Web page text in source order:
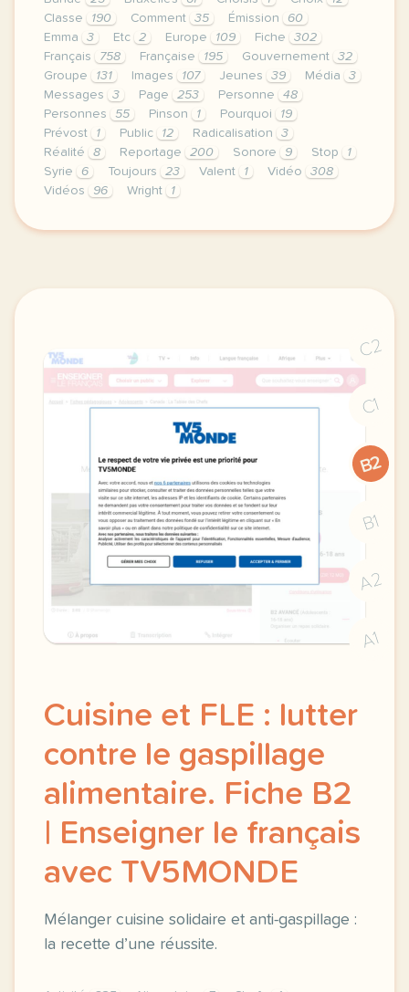
Classe
190 Comment 35 Émission
60
Emma
3 Etc 2 Europe 109 Fiche
302
Français
758 Française 195 Gouvernement
32
Groupe
131 Images 107 Jeunes 39 Média
3
Messages
3 Page 253 Personne
48
Personnes
55 Pinson 1 Pourquoi
19
Prévost
1 Public 12 Radicalisation
3
Réalité
8 Reportage 200 Sonore 9 Stop
1
Syrie
6 Toujours 23 Valent 1 Vidéo
308
Vidéos
96 Wright 1
le respect de votre vie privee est une priorite
C2
C1
B2
B1
A2
A1
Cuisine et FLE : lutter
contre le gaspillage
alimentaire. Fiche B2
| Enseigner le français
avec TV5MONDE
Mélanger cuisine solidaire et anti-gaspillage :
la recette d’une réussite.